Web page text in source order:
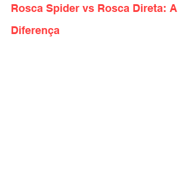
Rosca Spider vs Rosca Direta: A
Diferença